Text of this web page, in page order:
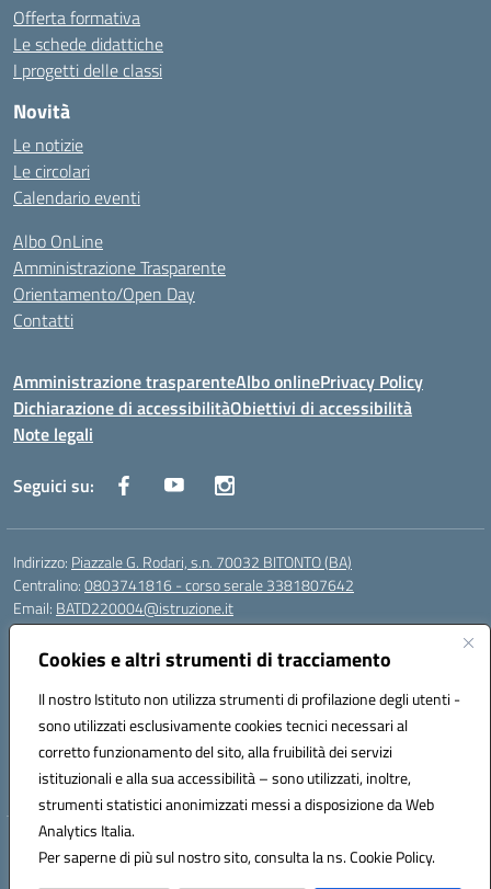
Cookies e altri strumenti di tracciamento
Il nostro Istituto non utilizza strumenti di profilazione degli utenti -
sono utilizzati esclusivamente cookies tecnici necessari al
corretto funzionamento del sito, alla fruibilità dei servizi
istituzionali e alla sua accessibilità – sono utilizzati, inoltre,
strumenti statistici anonimizzati messi a disposizione da Web
Analytics Italia.
Per saperne di più sul nostro sito, consulta la ns. Cookie Policy.
Offerta formativa
Le schede didattiche
I progetti delle classi
Novità
Le notizie
Le circolari
Calendario eventi
Albo OnLine
Amministrazione Trasparente
Orientamento/Open Day
Contatti
Amministrazione trasparenteAlbo onlinePrivacy Policy
Dichiarazione di accessibilitàObiettivi di accessibilità
Note legali
Seguici su:
Indirizzo: Piazzale G. Rodari, s.n. 70032 BITONTO (BA)
Centralino:0803741816 - corso serale 3381807642
Email: BATD220004@istruzione.it
Posta elettronica certificata (PEC):batd220004@pec.istruzione.it
Codice fiscale: 93062840728
Codice meccanografico:BATD220004
Codice Indice delle Pubbliche Amministrazioni (IPA): itcvg
Codice unico di fatturazione (CUF): UFIJVU
la scuola è raggiungibile anche al numero: ☎️ 3520316918
Hosting & Powered by 3D Solution S.r.l.
Concept & Design by Designers Italia